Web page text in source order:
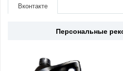
Страна Япония
Вконтакте
Персональные